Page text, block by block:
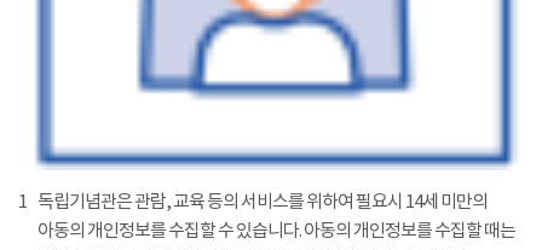
1 독립기념관은 관람, 교육 등의 서비스를 위하여 필요시 14세 미만의
아동의 개인정보를 수집할 수 있습니다. 아동의 개인정보를 수집할 때는